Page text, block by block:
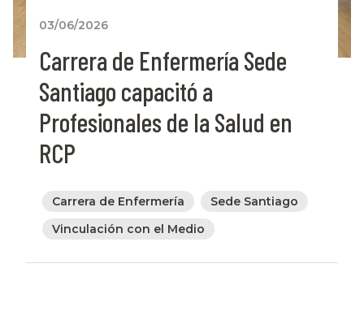
03/06/2026
Carrera de Enfermería Sede
Santiago capacitó a
Profesionales de la Salud en
RCP
Carrera de Enfermería
Sede Santiago
Vinculación con el Medio